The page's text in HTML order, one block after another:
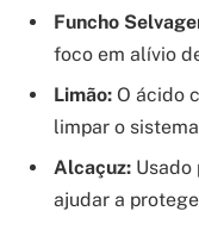
Funcho
foco em alívio
Limão: O ácido
limpar o
Alcaçuz: Usado
ajudar a